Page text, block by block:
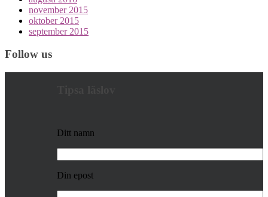
november 2015
oktober 2015
september 2015
Follow us
Ditt namn
Din epost